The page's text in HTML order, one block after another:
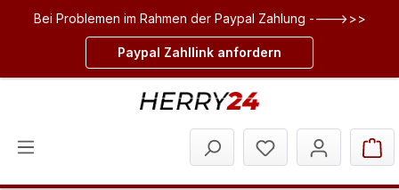
springen
Bei Problemen im Rahmen der Paypal Zahlung ---->>>
Paypal Zahllink anfordern